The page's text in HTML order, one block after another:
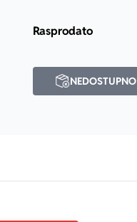
Rasprodato
NEDOSTUPNO